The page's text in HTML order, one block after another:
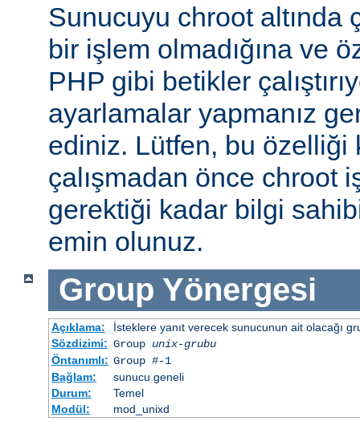
Sunucuyu chroot altında
bir işlem olmadığına ve
PHP gibi betikler
ayarlamalar yapmanız
ediniz. Lütfen, bu özelliği
çalışmadan önce chroot
gerektiği kadar bilgi
emin olunuz.
Group Yönergesi
Açıklama:
İsteklere yanıt verecek sunucunun ait olacağı
Sözdizimi: Group unix-grubu
Öntanımlı: Group #-1
Bağlam:
sunucu geneli
Durum:
Temel
Modül:
mod_unixd